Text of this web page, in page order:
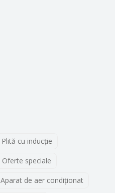
Plită cu inducţie
Oferte speciale
Aparat de aer condiționat